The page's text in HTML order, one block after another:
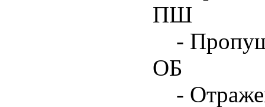
ПШ
-
ОБ
-